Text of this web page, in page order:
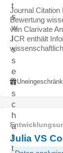
t
s
w
i
s
s
e
n
s
c
h
a
f
t
Journal Citation
Bewertung
von Clarivate
JCR enthält
Julia VS